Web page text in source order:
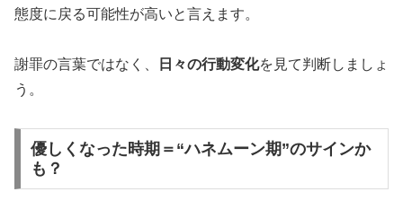
態度に戻る可能性が高いと言えます。
謝罪の言葉ではなく、 日々の行動変化を見て判断しましょ
う。
優しくなった時期＝“ハネムーン期”のサインか
も？